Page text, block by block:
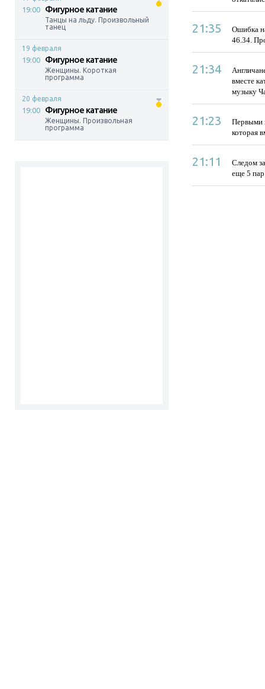
19:00 Фигурное катание
Танцы на льду. Произвольный
танец
19 февраля
19:00 Фигурное катание
Женщины. Короткая
программа
20 февраля
19:00 Фигурное катание
Женщины. Произвольная
программа
21:35
Ошибка
46.34.
21:34
вместе
музыку
21:23
Первыми
которая
21:11
Следом
еще 5